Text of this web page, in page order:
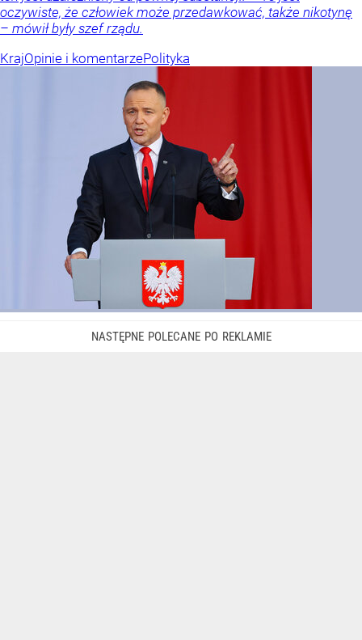
oczywiste, że człowiek może przedawkować, także nikotynę
– mówił były szef rządu.
KrajOpinie i komentarzePolityka